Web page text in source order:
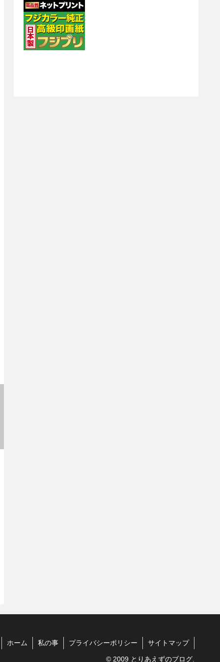
ホーム 私の事 プライバシーポリシー サイトマップ
© 2009 とりあえずのブログ.